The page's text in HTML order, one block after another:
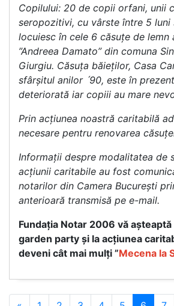
Copilului: 20 de copii orfani, unii
seropozitivi, cu vârste între 5 luni
locuiesc în cele 6 căsuțe de lemn
”Andreea Damato” din comuna
Giurgiu. Căsuța băieților, Casa
sfârșitul anilor ˊ90, este în
deteriorată iar copiii au mare
Prin acțiunea noastră caritabilă
necesare pentru renovarea
Informații despre modalitatea de
acțiunii caritabile au fost
notarilor din Camera București
anterioară transmisă pe e-mail.
Fundația Notar 2006 vă așteaptă
garden party și la acțiunea
deveni cât mai mulți ”Mecena la